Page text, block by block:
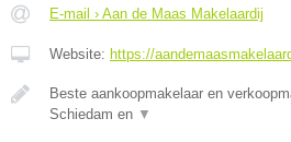
E-mail › Aan de Maas Makelaardij
Website: https://
Beste aankoopmakelaar en
Schiedam en ▼